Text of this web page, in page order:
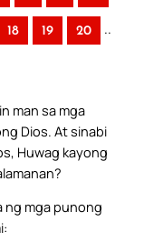
18 19 20 ..
man sa mga
Dios. At sinabi
Huwag kayong
ng mga punong